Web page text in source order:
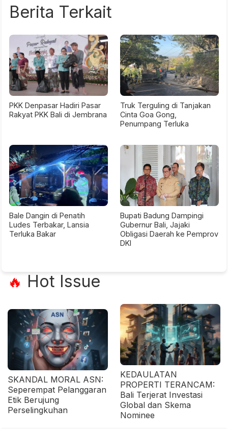
Berita Terkait
PKK Denpasar Hadiri Pasar
Rakyat PKK Bali di Jembrana
Truk Terguling di Tanjakan
Cinta Goa Gong,
Penumpang Terluka
Bale Dangin di Penatih
Ludes Terbakar, Lansia
Terluka Bakar
Bupati Badung Dampingi
Gubernur Bali, Jajaki
Obligasi Daerah ke Pemprov
DKI
🔥 Hot Issue
SKANDAL MORAL ASN:
Seperempat Pelanggaran
Etik Berujung
Perselingkuhan
KEDAULATAN
PROPERTI TERANCAM:
Bali Terjerat Investasi
Global dan Skema
Nominee